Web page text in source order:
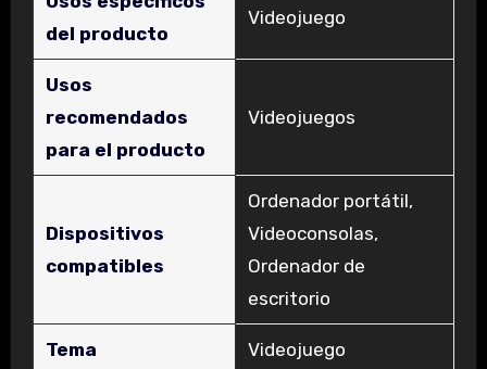
del producto
‎Videojuego
Usos
recomendados
para el producto
‎Videojuegos
Dispositivos
compatibles
‎Ordenador portátil,
Videoconsolas,
Ordenador de
escritorio
Tema ‎Videojuego